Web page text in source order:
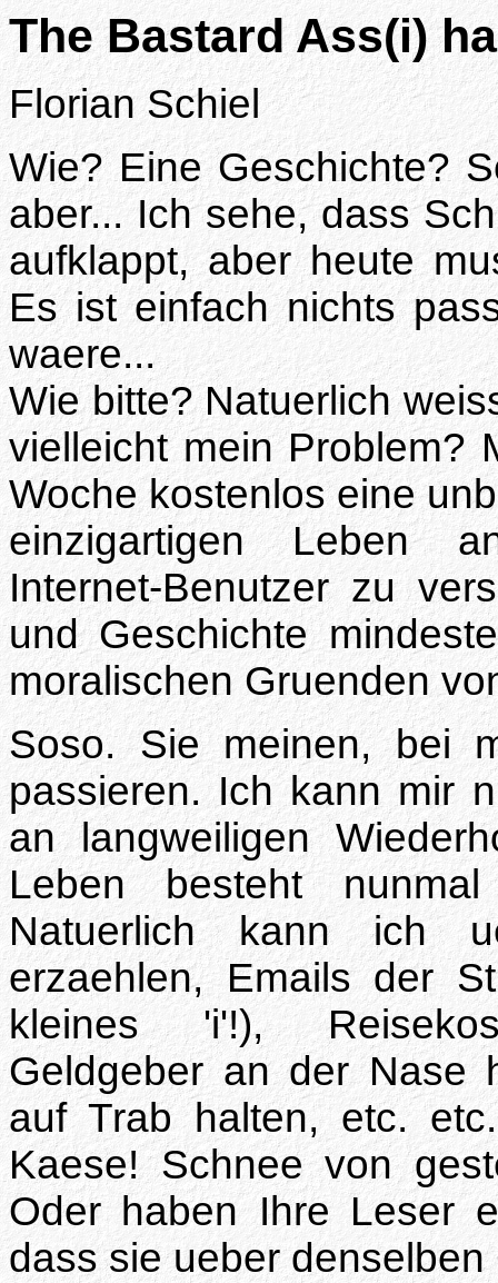
The Bastard Ass(i)
Florian Schiel
Wie? Eine Geschichte?
aber... Ich sehe, dass
aufklappt, aber heute
Es ist einfach nichts
waere...
Wie bitte? Natuerlich
vielleicht mein Problem?
Woche kostenlos eine
einzigartigen Leben
Internet-Benutzer zu
und Geschichte
moralischen Gruenden
Soso. Sie meinen, bei
passieren. Ich kann mir
an langweiligen
Leben besteht
Natuerlich kann ich
erzaehlen, Emails der
kleines 'i'!),
Geldgeber an der Nase
auf Trab halten, etc.
Kaese! Schnee von
Oder haben Ihre Leser
dass sie ueber